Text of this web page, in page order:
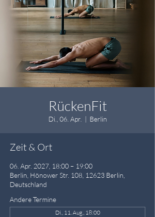
RückenFit
Di., 06. Apr.
  |
Berlin
Zeit & Ort
06. Apr. 2027, 18:00 – 19:00
Berlin, Hönower Str. 108, 12623 Berlin,
Deutschland
Andere Termine
Di., 11. Aug., 18:00